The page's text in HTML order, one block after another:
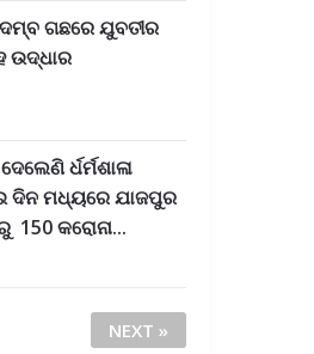
ଗଛରେ ଯୁବତୀର
ଉଦ୍ଧାର
ର୍ଧର୍ମଶାଳା
ଦିନ ମଧ୍ୟରେ ଯାଜପୁର
150 କରୋନା...
NEXT »